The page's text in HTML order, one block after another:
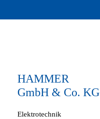
HAMMER
GmbH & Co. KG
Elektrotechnik